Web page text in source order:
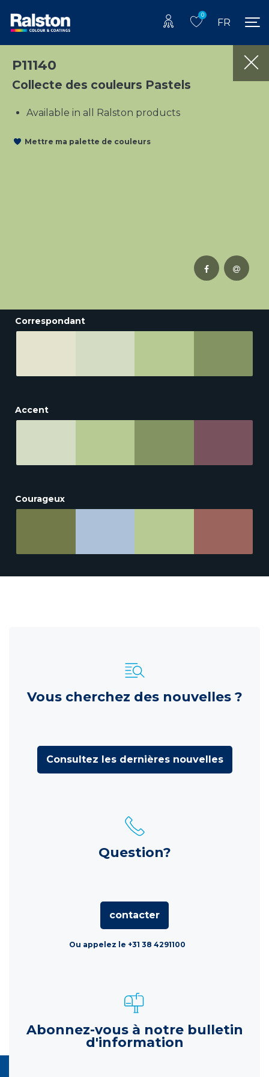
0
FR
P11140
Collecte des couleurs Pastels
Available in all Ralston products
Mettre ma palette de couleurs
Correspondant
Accent
Courageux
Vous cherchez des nouvelles ?
Consultez les dernières nouvelles
Question?
contacter
Ou appelez le +31 38 4291100
Abonnez-vous à notre bulletin
d'information